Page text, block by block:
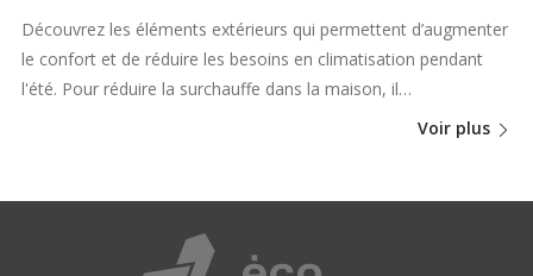
Découvrez les éléments extérieurs qui permettent d’augmenter
le confort et de réduire les besoins en climatisation pendant
l'été. Pour réduire la surchauffe dans la maison, il…
Voir plus